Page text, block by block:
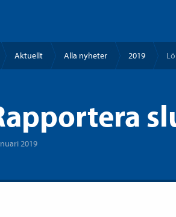
Aktuellt Alla nyheter 2019
2019